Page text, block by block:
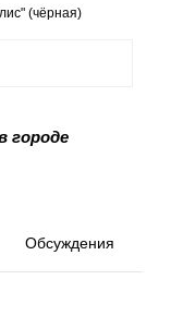
(чёрная)
городе
Обсуждения